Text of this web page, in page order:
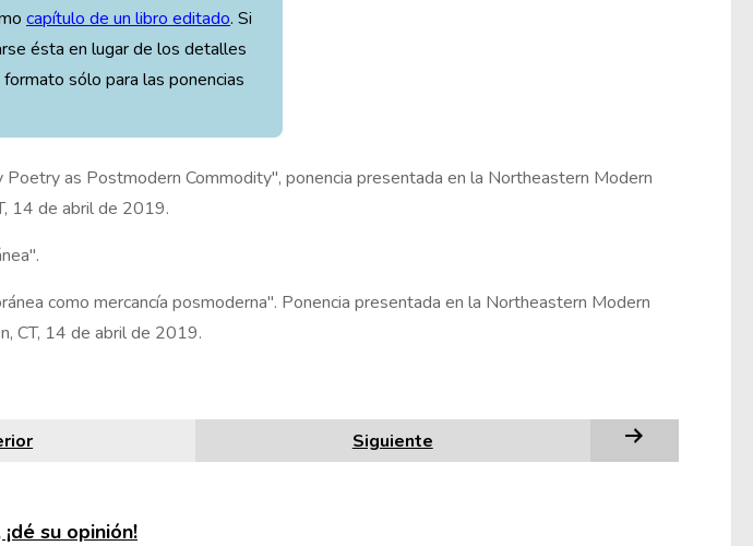
capítulo de un libro editado. Si
ésta en lugar de los detalles
sólo para las ponencias
Poetry as Postmodern Commodity", ponencia presentada en la Northeastern Modern
14 de abril de 2019.
como mercancía posmoderna". Ponencia presentada en la Northeastern Modern
CT, 14 de abril de 2019.
Siguiente
su opinión!